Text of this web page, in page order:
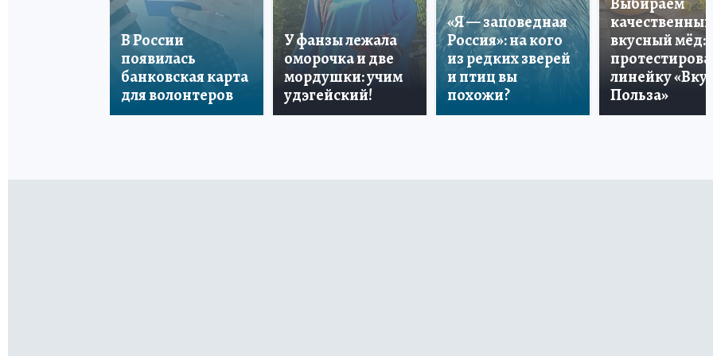
В России
появилась
банковская карта
для волонтеров
У фанзы лежала
оморочка и две
мордушки: учим
удэгейский!
«Я — заповедная
Россия»: на кого
из редких зверей
и птиц вы
похожи?
качественный
вкусный мёд:
линейку «Вкус
Польза»